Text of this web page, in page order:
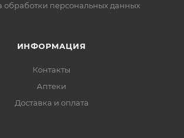
обработки персональных данных
ИНФОРМАЦИЯ
Контакты
Аптеки
Доставка и оплата